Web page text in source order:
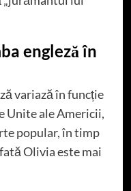
engleză în
variază în funcție
Unite ale Americii,
popular, în timp
Olivia este mai